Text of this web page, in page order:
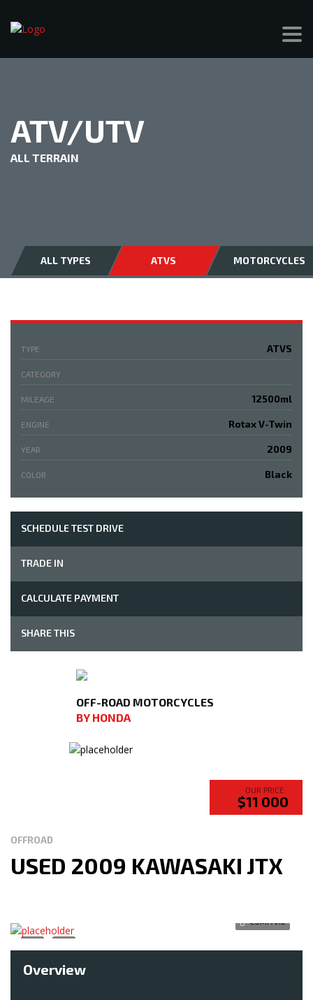
ATV/UTV
ALL TERRAIN
ALL TYPES ATVS MOTORCYCLES
TYPE ATVS
CATEGORY
MILEAGE 12500ml
ENGINE Rotax V-Twin
YEAR 2009
COLOR Black
SCHEDULE TEST DRIVE
TRADE IN
СALCULATE PAYMENT
SHARE THIS
OFF-ROAD MOTORCYCLES
BY HONDA
OUR PRICE
$11 000
OFFROAD
USED 2009 KAWASAKI JTX
COMPARE
Overview